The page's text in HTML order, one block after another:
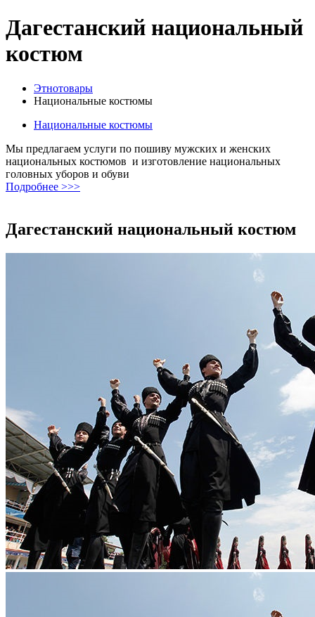
Дагестанский национальный
костюм
Этнотовары
Национальные костюмы
Национальные костюмы
Мы предлагаем услуги по пошиву мужских и женских
национальных костюмов и изготовление национальных
головных уборов и обуви
Подробнее >>>
Дагестанский национальный костюм